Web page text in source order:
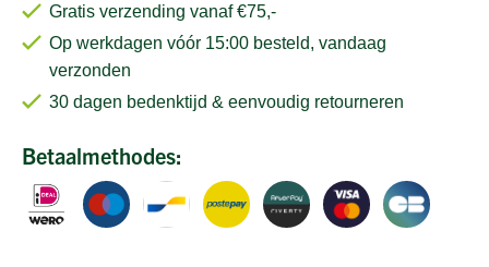
Gratis verzending vanaf €75,-
Op werkdagen vóór 15:00 besteld, vandaag
verzonden
30 dagen bedenktijd & eenvoudig retourneren
Betaalmethodes: